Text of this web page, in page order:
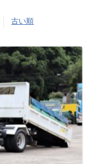
古い順